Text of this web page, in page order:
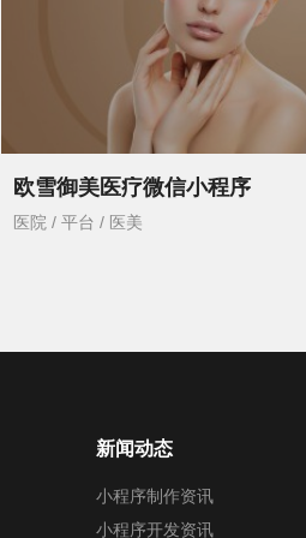
欧雪御美医疗微信小程序
医院 / 平台 / 医美
新闻动态
小程序制作资讯
小程序开发资讯